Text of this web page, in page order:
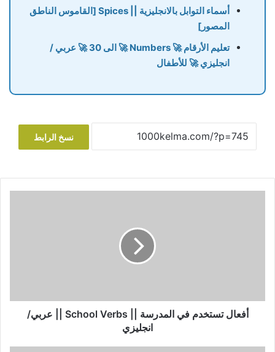
أسماء التوابل بالانجليزية || Spices [القاموس الناطق
المصور]
تعليم الأرقام 🚀 Numbers 🚀 الى 30 🚀 عربي /
انجليزي 🚀 للأطفال
نسخ الرابط
أفعال تستخدم في المدرسة || School Verbs || عربي/
انجليزي